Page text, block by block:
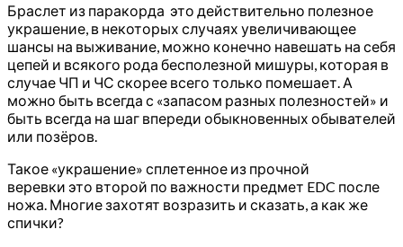
Браслет из паракорда это действительно полезное
украшение, в некоторых случаях увеличивающее
шансы на выживание, можно конечно навешать на себя
цепей и всякого рода бесполезной мишуры, которая в
случае ЧП и ЧС скорее всего только помешает. А
можно быть всегда с «запасом разных полезностей» и
быть всегда на шаг впереди обыкновенных обывателей
или позёров.
Такое «украшение» сплетенное из прочной
веревки это второй по важности предмет EDC после
ножа. Многие захотят возразить и сказать, а как же
спички?